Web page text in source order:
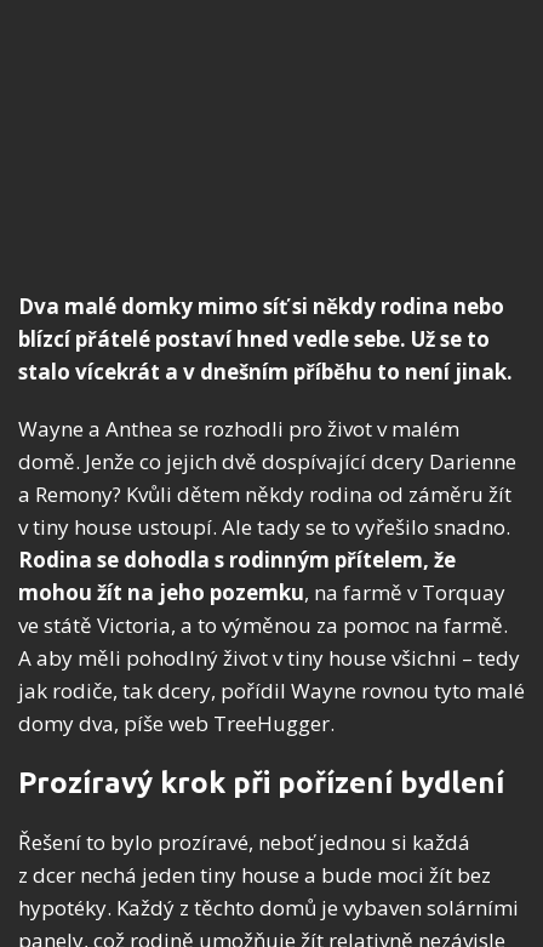
Dva malé domky mimo síť si někdy rodina nebo
blízcí přátelé postaví hned vedle sebe. Už se to
stalo vícekrát a v dnešním příběhu to není jinak.
Wayne a Anthea se rozhodli pro život v malém
domě. Jenže co jejich dvě dospívající dcery Darienne
a Remony? Kvůli dětem někdy rodina od záměru žít
v tiny house ustoupí. Ale tady se to vyřešilo snadno.
Rodina se dohodla s rodinným přítelem, že
mohou žít na jeho pozemku, na farmě v Torquay
ve státě Victoria, a to výměnou za pomoc na farmě.
A aby měli pohodlný život v tiny house všichni – tedy
jak rodiče, tak dcery, pořídil Wayne rovnou tyto malé
domy dva, píše web TreeHugger.
Prozíravý krok při pořízení bydlení
Řešení to bylo prozíravé, neboť jednou si každá
z dcer nechá jeden tiny house a bude moci žít bez
hypotéky. Každý z těchto domů je vybaven solárními
panely, což rodině umožňuje žít relativně nezávisle